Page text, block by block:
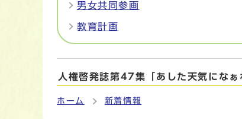
男女共同参画
教育計画
人権啓発誌第47集「あした天気にな
ホーム 新着情報